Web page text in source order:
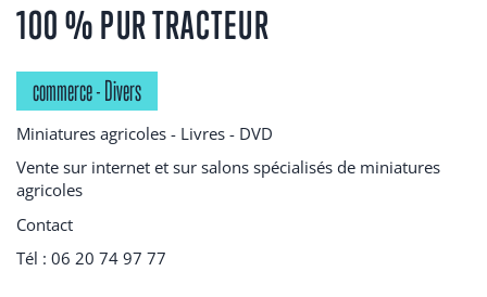
100 % PUR TRACTEUR
commerce - Divers
Miniatures agricoles - Livres - DVD
Vente sur internet et sur salons spécialisés de miniatures
agricoles
Contact
Tél : 06 20 74 97 77